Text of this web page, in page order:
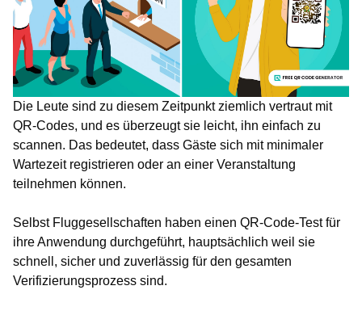
Die Leute sind zu diesem Zeitpunkt ziemlich vertraut mit
QR-Codes, und es überzeugt sie leicht, ihn einfach zu
scannen. Das bedeutet, dass Gäste sich mit minimaler
Wartezeit registrieren oder an einer Veranstaltung
teilnehmen können.
Selbst Fluggesellschaften haben einen QR-Code-Test für
ihre Anwendung durchgeführt, hauptsächlich weil sie
schnell, sicher und zuverlässig für den gesamten
Verifizierungsprozess sind.